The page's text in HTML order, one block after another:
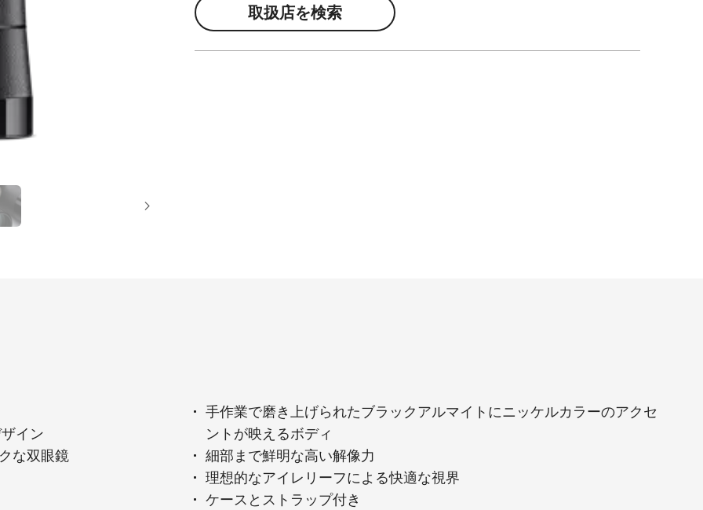
取扱店を検索
イン
な双眼鏡
手作業で磨き上げられたブラックアルマイトにニッケルカラーのアクセ
ントが映えるボディ
細部まで鮮明な高い解像力
理想的なアイレリーフによる快適な視界
ケースとストラップ付き